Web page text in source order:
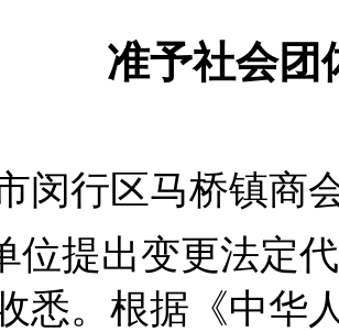
准予社会团
闵行区马桥镇商
位提出变更法定
悉。根据《中华